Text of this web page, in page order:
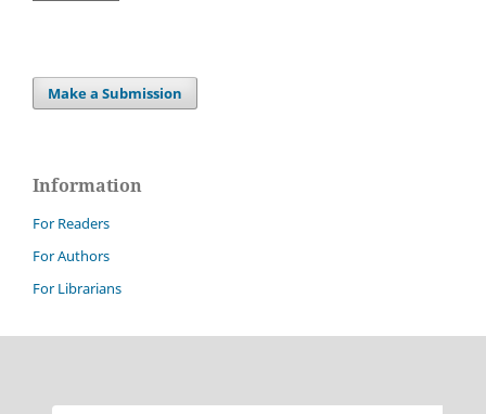
Make a Submission
Information
For Readers
For Authors
For Librarians